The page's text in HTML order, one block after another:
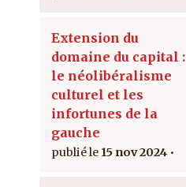
Extension du
domaine du capital :
le néolibéralisme
culturel et les
infortunes de la
gauche
15 nov 2024